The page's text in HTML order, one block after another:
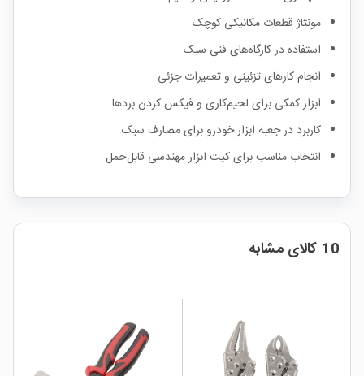
مونتاژ قطعات مکانیکی کوچک
استفاده در کارگاه‌های فنی سبک
انجام کارهای تزئینی و تعمیرات جزئی
ابزار کمکی برای لحیم‌کاری و فیکس کردن بردها
کاربرد در جعبه ابزار خودرو برای مصارف سبک
انتخاب مناسب برای کیت ابزار مهندسی قابل‌حمل
10 کالای مشابه